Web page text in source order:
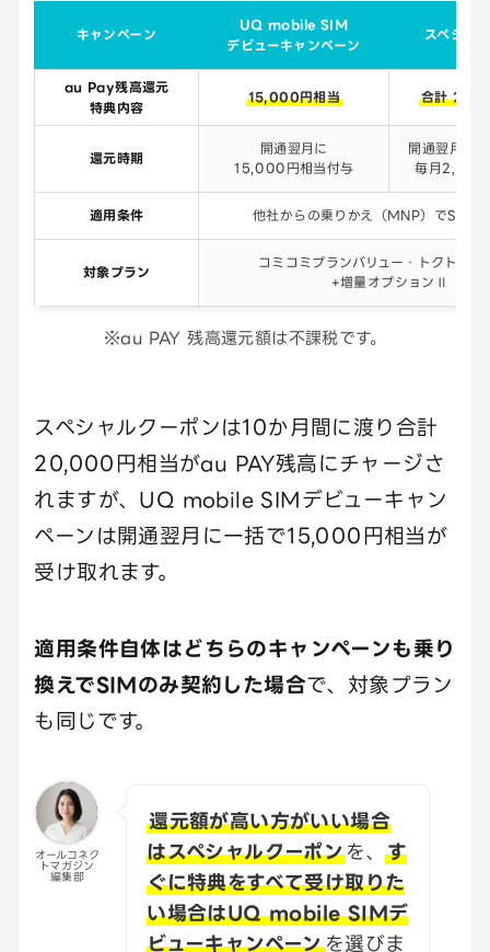
キャンペーン
UQ mobile SIM
デビューキャンペーン
スペシャ
au Pay残高還元
特典内容
15,000円相当 合計
還元時期
開通翌月に
15,000円相当付与
開通翌月か
毎月2,000
適用条件 他社からの乗りかえ（MNP）でSIMの
対象プラン
コミコミプランバリュー・トクトク
+増量オプションⅡ
※au PAY 残高還元額は不課税です。
スペシャルクーポンは10か月間に渡り合計
20,000円相当がau PAY残高にチャージさ
れますが、UQ mobile SIMデビューキャン
ペーンは開通翌月に一括で15,000円相当が
受け取れます。
適用条件自体はどちらのキャンペーンも乗り
換えでSIMのみ契約した場合で、対象プラン
も同じです。
オールコネク
トマガジン
編集部
還元額が高い方がいい場合
はスペシャルクーポンを、す
ぐに特典をすべて受け取りた
い場合はUQ mobile SIMデ
ビューキャンペーンを選びま